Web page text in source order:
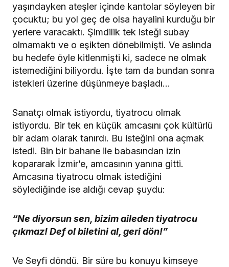
yaşındayken ateşler içinde kantolar söyleyen bir
çocuktu; bu yol geç de olsa hayalini kurduğu bir
yerlere varacaktı. Şimdilik tek isteği subay
olmamaktı ve o eşikten dönebilmişti. Ve aslında
bu hedefe öyle kitlenmişti ki, sadece ne olmak
istemediğini biliyordu. İşte tam da bundan sonra
istekleri üzerine düşünmeye başladı…
Sanatçı olmak istiyordu, tiyatrocu olmak
istiyordu. Bir tek en küçük amcasını çok kültürlü
bir adam olarak tanırdı. Bu isteğini ona açmak
istedi. Bin bir bahane ile babasından izin
kopararak İzmir’e, amcasının yanına gitti.
Amcasına tiyatrocu olmak istediğini
söylediğinde ise aldığı cevap şuydu:
“Ne diyorsun sen, bizim aileden tiyatrocu
çıkmaz! Def ol biletini al, geri dön!”
Ve Seyfi döndü. Bir süre bu konuyu kimseye